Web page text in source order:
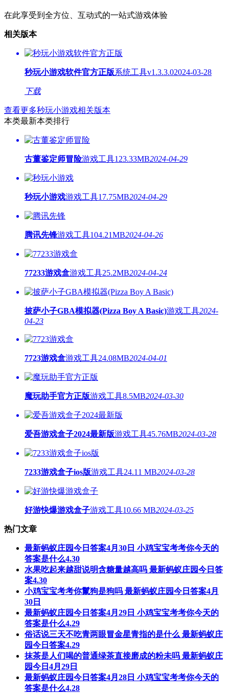
在此享受到全方位、互动式的一站式游戏体验
相关版本
秒玩小游戏软件官方正版系统工具v1.3.3.02024-03-28
下载
查看更多秒玩小游戏相关版本
本类最新本类排行
古董鉴定师冒险游戏工具123.33MB2024-04-29
秒玩小游戏游戏工具17.75MB2024-04-29
腾讯先锋游戏工具104.21MB2024-04-26
77233游戏盒游戏工具25.2MB2024-04-24
披萨小子GBA模拟器(Pizza Boy A Basic)游戏工具2024-
04-23
7723游戏盒游戏工具24.08MB2024-04-01
魔玩助手官方正版游戏工具8.5MB2024-03-30
爱吾游戏盒子2024最新版游戏工具45.76MB2024-03-28
7233游戏盒子ios版游戏工具24.11 MB2024-03-28
好游快爆游戏盒子游戏工具10.66 MB2024-03-25
热门文章
最新蚂蚁庄园今日答案4月30日 小鸡宝宝考考你今天的
答案是什么4.30
水果吃起来越甜说明含糖量越高吗 最新蚂蚁庄园今日答
案4.30
小鸡宝宝考考你鬣狗是狗吗 最新蚂蚁庄园今日答案4月
30日
最新蚂蚁庄园今日答案4月29日 小鸡宝宝考考你今天的
答案是什么4.29
俗话说三天不吃青两眼冒金星青指的是什么 最新蚂蚁庄
园今日答案4.29
抹茶是人们喝的普通绿茶直接磨成的粉未吗 最新蚂蚁庄
园今日4月29日
最新蚂蚁庄园今日答案4月28日 小鸡宝宝考考你今天的
答案是什么4.28